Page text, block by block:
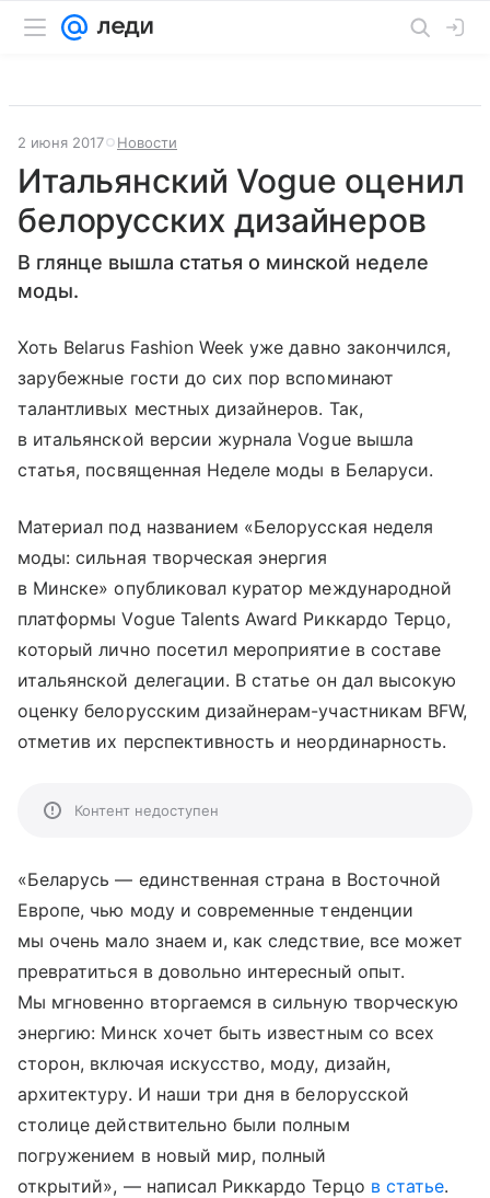
2 июня 2017 Новости
Итальянский Vogue оценил
белорусских дизайнеров
В глянце вышла статья о минской неделе
моды.
Хоть Belarus Fashion Week уже давно закончился,
зарубежные гости до сих пор вспоминают
талантливых местных дизайнеров. Так,
в итальянской версии журнала Vogue вышла
статья, посвященная Неделе моды в Беларуси.
Материал под названием «Белорусская неделя
моды: сильная творческая энергия
в Минске» опубликовал куратор международной
платформы Vogue Talents Award Риккардо Терцо,
который лично посетил мероприятие в составе
итальянской делегации. В статье он дал высокую
оценку белорусским дизайнерам-участникам BFW,
отметив их перспективность и неординарность.
Контент недоступен
«Беларусь — единственная страна в Восточной
Европе, чью моду и современные тенденции
мы очень мало знаем и, как следствие, все может
превратиться в довольно интересный опыт.
Мы мгновенно вторгаемся в сильную творческую
энергию: Минск хочет быть известным со всех
сторон, включая искусство, моду, дизайн,
архитектуру. И наши три дня в белорусской
столице действительно были полным
погружением в новый мир, полный
открытий», — написал Риккардо Терцо в статье.